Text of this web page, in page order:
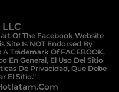
Of The Facebook Website
Site Is NOT Endorsed By
Trademark Of FACEBOOK,
En General, El Uso Del Sitio
De Privacidad, Que Debe
El Sitio."